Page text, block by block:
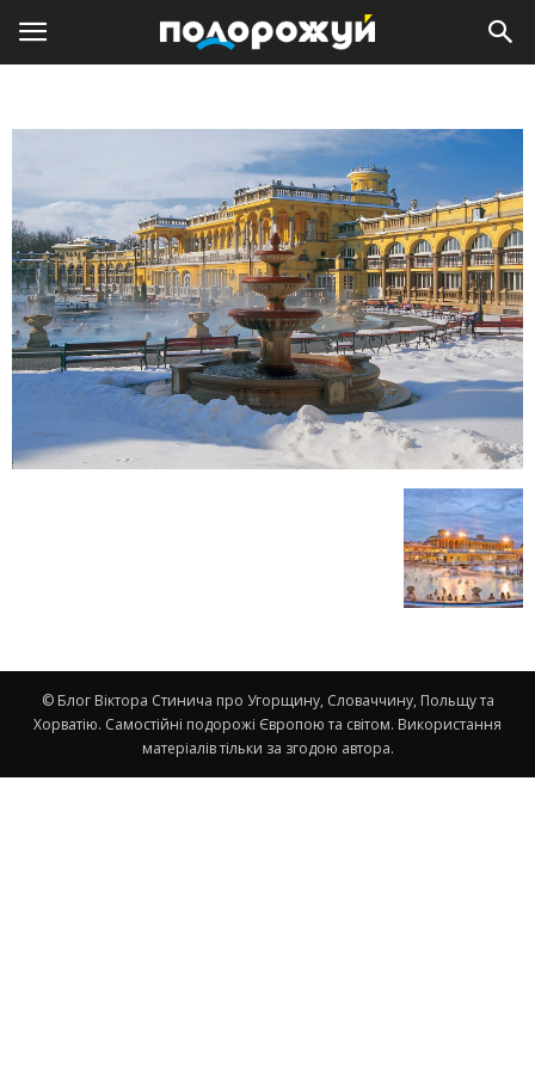
© Блог Віктора Стинича про Угорщину, Словаччину, Польщу та
Хорватію. Самостійні подорожі Європою та світом. Використання
матеріалів тільки за згодою автора.